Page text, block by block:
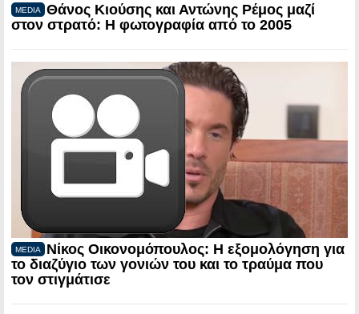
MEDIA
Θάνος Κιούσης και Αντώνης Ρέμος μαζί
στον στρατό: Η φωτογραφία από το 2005
MEDIA
Νίκος Οικονομόπουλος: Η εξομολόγηση για
το διαζύγιο των γονιών του και το τραύμα που
τον στιγμάτισε